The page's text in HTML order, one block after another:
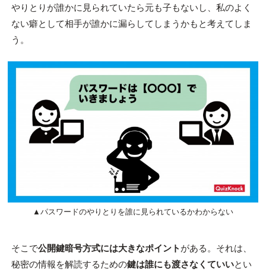
やりとりが誰かに見られていたら元も子もないし、私のよく
ない癖として相手が誰かに漏らしてしまうかもと考えてしま
う。
▲パスワードのやりとりを誰に見られているかわからない
そこで公開鍵暗号方式には大きなポイント がある。それは、
秘密の情報を解読するための鍵は誰にも渡さなくていいとい